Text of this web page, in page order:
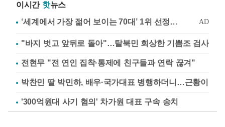
이시간 핫뉴스
"바지 벗고 앞뒤로 돌아"…탈북민 회상한 기쁨조 검사
전현무 "전 연인 집착·통제에 친구들과 연락 끊겨"
박찬민 딸 박민하, 배우·국가대표 병행하더니…근황이
'300억원대 사기 혐의' 차가원 대표 구속 송치